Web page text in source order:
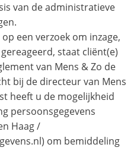
van de administratieve
een verzoek om inzage,
staat cliënt(e)
van Mens & Zo de
bij de directeur van Mens
heeft u de mogelijkheid
persoonsgegevens
Haag /
om bemiddeling